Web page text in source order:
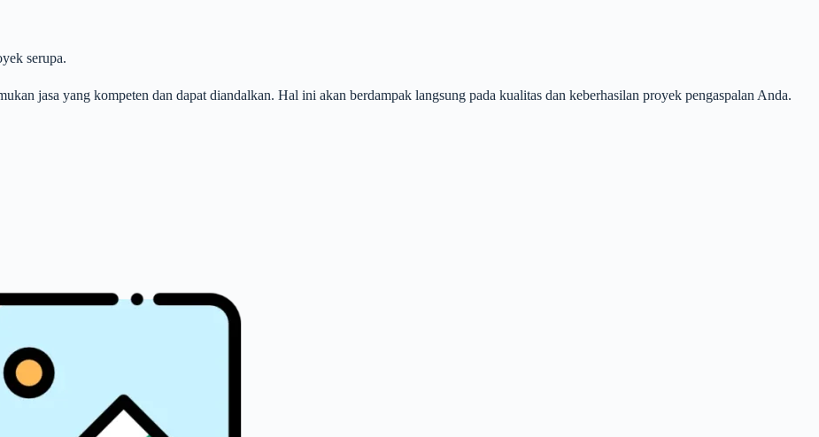
serupa.
jasa yang kompeten dan dapat diandalkan. Hal ini akan berdampak langsung pada kualitas dan keberhasilan proyek pengaspalan Anda.